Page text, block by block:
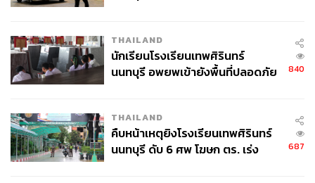
THAILAND
นักเรียนโรงเรียนเทพศิรินทร์
นนทบุรี อพยพเข้ายังพื้นที่ปลอดภัย
840
THAILAND
คืบหน้าเหตุยิงโรงเรียนเทพศิรินทร์
นนทบุรี ดับ 6 ศพ โฆษก ตร. เร่ง
687